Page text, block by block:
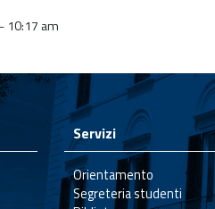
10:17 am
Servizi
Orientamento
Segreteria studenti